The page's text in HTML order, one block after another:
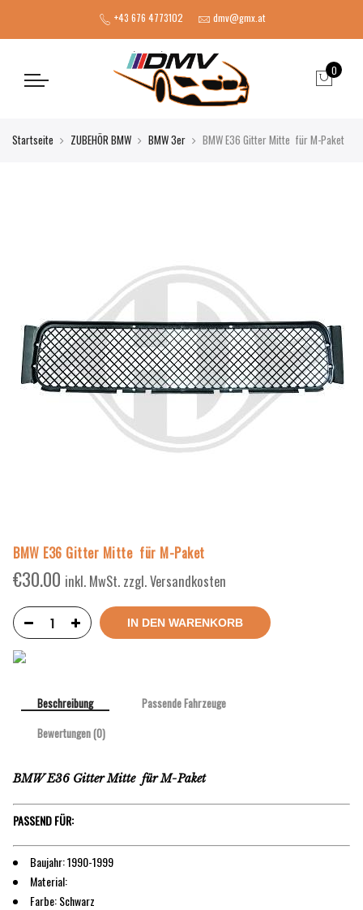
+43 676 4773102 dmv@gmx.at
0
Startseite ZUBEHÖR BMW BMW 3er BMW E36 Gitter Mitte für M-Paket
BMW E36 Gitter Mitte für M-Paket
€30.00 inkl. MwSt. zzgl. Versandkosten
IN DEN WARENKORB
Beschreibung
Passende Fahrzeuge
Bewertungen (0)
BMW E36 Gitter Mitte für M-Paket
PASSEND FÜR:
Baujahr: 1990-1999
Material:
Farbe: Schwarz